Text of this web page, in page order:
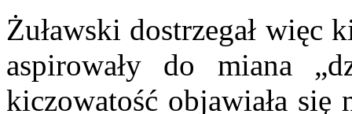
Żuławski dostrzegał
aspirowały do miana
kiczowatość objawiała